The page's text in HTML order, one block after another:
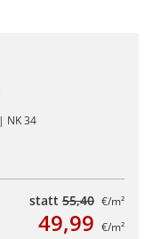
NK 34
statt 55,40 €/m²
49,99 €/m²